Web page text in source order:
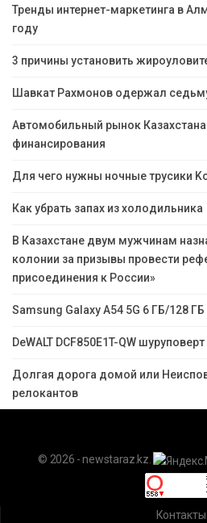
Тренды интернет-маркетинга в
году
3 причины установить
Шавкат Рахмонов одержал
Автомобильный рынок
финансирования
Для чего нужны ночные трусики
Как убрать запах из холодильника
В Казахстане двум мужчинам
колонии за призывы провести
присоединения к России»
Samsung Galaxy A54 5G 6 ГБ/128 ГБ
DeWALT DCF850E1T-QW шуруповерт
Долгая дорога домой или
релокантов
© 2026 - newstaraz.kz.
Контакты